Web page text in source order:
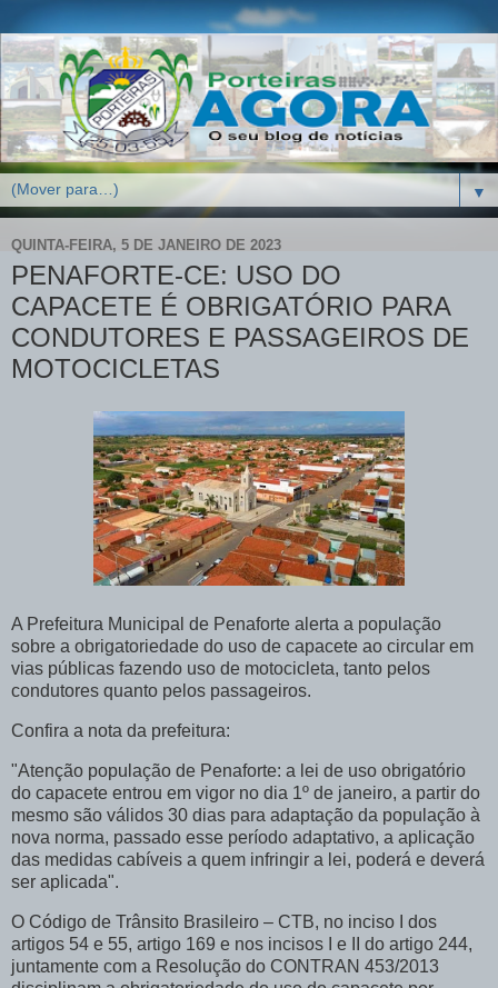
▼
QUINTA-FEIRA, 5 DE JANEIRO DE 2023
PENAFORTE-CE: USO DO
CAPACETE É OBRIGATÓRIO PARA
CONDUTORES E PASSAGEIROS DE
MOTOCICLETAS
A Prefeitura Municipal de Penaforte alerta a população
sobre a obrigatoriedade do uso de capacete ao circular em
vias públicas fazendo uso de motocicleta, tanto pelos
condutores quanto pelos passageiros.
Confira a nota da prefeitura:
"Atenção população de Penaforte: a lei de uso obrigatório
do capacete entrou em vigor no dia 1º de janeiro, a partir do
mesmo são válidos 30 dias para adaptação da população à
nova norma, passado esse período adaptativo, a aplicação
das medidas cabíveis a quem infringir a lei, poderá e deverá
ser aplicada".
O Código de Trânsito Brasileiro – CTB, no inciso I dos
artigos 54 e 55, artigo 169 e nos incisos I e II do artigo 244,
juntamente com a Resolução do CONTRAN 453/2013